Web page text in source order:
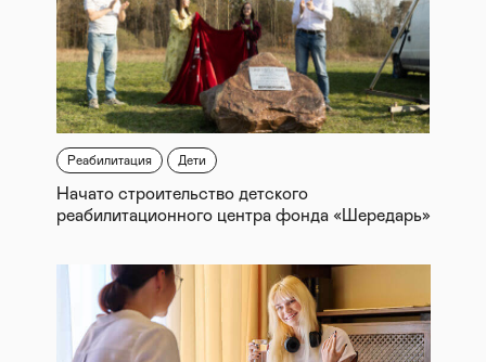
Реабилитация Дети
Начато строительство детского
реабилитационного центра фонда «Шередарь»